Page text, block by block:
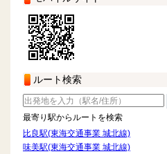
ルート検索
最寄り駅からルートを検索
比良駅(東海交通事業 城北線)
味美駅(東海交通事業 城北線)